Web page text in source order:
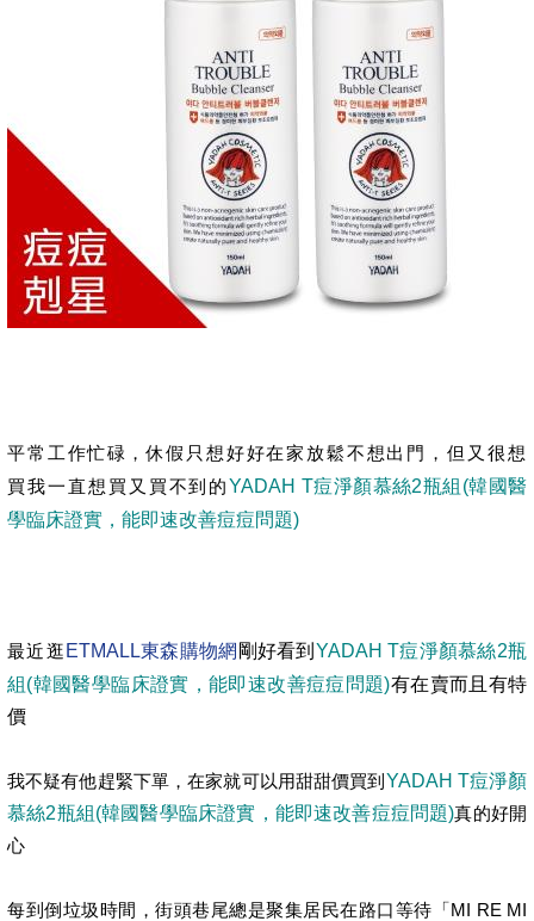
平常工作忙碌，休假只想好好在家放鬆不想出門，但又很想
買我一直想買又買不到的 YADAH T痘淨顏慕絲2瓶組(韓國醫
學臨床證實，能即速改善痘痘問題)
最近逛 ETMALL東森購物網 剛好看到 YADAH T痘淨顏慕絲2瓶
組(韓國醫學臨床證實，能即速改善痘痘問題)有在賣而且有特
價
我不疑有他趕緊下單，在家就可以用甜甜價買到 YADAH T痘淨顏
慕絲2瓶組(韓國醫學臨床證實，能即速改善痘痘問題)真的好開
心
每到倒垃圾時間，街頭巷尾總是聚集居民在路口等待「MI RE MI